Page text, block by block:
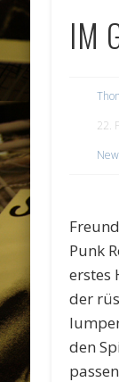
IM
22.
Punk
erstes
der
den